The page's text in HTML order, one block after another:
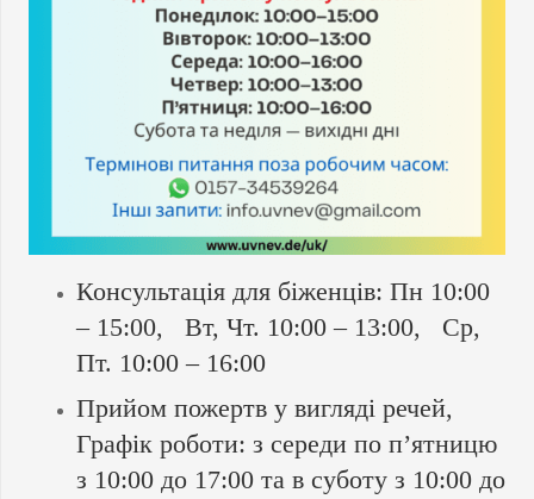
Консультація для біженців: Пн 10:00
– 15:00, Вт, Чт. 10:00 – 13:00, Ср,
Пт. 10:00 – 16:00
Прийом пожертв у вигляді речей,
Графік роботи: з середи по п’ятницю
з 10:00 до 17:00 та в суботу з 10:00 до